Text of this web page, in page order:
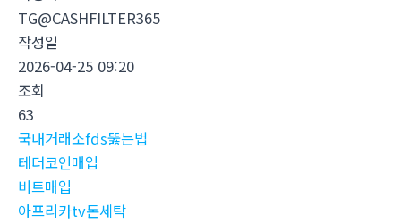
TG@CASHFILTER365
작성일
2026-04-25 09:20
조회
63
국내거래소fds뚫는법
테더코인매입
비트매입
아프리카tv돈세탁